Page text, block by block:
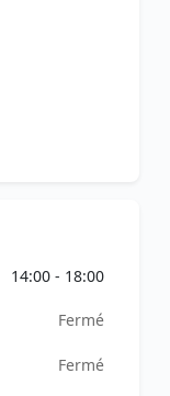
14:00 - 18:00
Fermé
Fermé